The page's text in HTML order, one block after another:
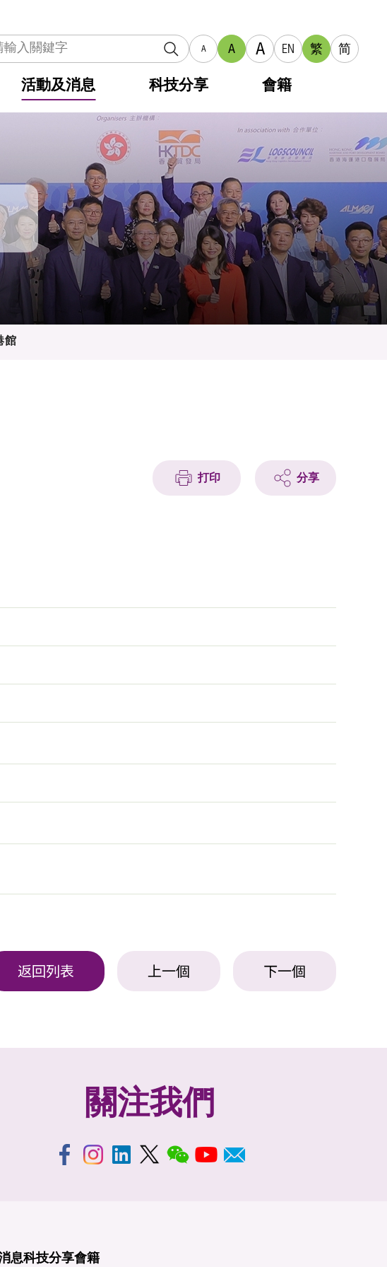
A A A EN 繁 简
活動及消息 科技分享 會籍
館
打印 分享
返回列表 上一個 下一個
關注我們
息科技分享會籍